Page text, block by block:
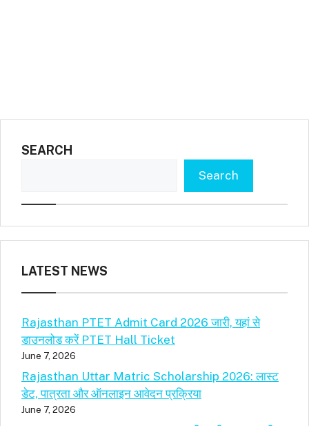
SEARCH
Search
LATEST NEWS
Rajasthan PTET Admit Card 2026 जारी, यहां से
डाउनलोड करें PTET Hall Ticket
June 7, 2026
Rajasthan Uttar Matric Scholarship 2026: लास्ट
डेट, पात्रता और ऑनलाइन आवेदन प्रक्रिया
June 7, 2026